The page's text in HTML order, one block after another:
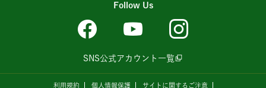
Follow Us
SNS公式アカウント一覧
利用規約 個人情報保護 サイトに関するご注意